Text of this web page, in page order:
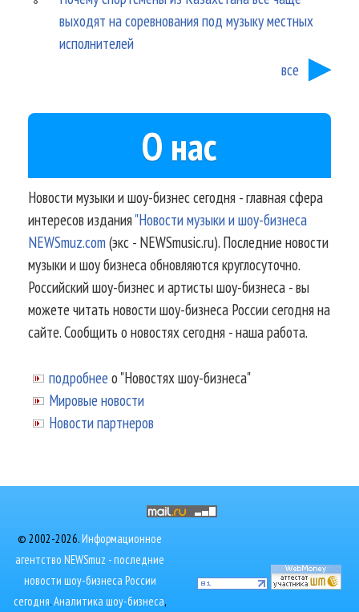
выходят на соревнования под музыку местных
исполнителей
все
О нас
Новости музыки и шоу-бизнес сегодня - главная сфера
интересов издания"Новости музыки и шоу-бизнеса
NEWSmuz.com(экс - NEWSmusic.ru). Последние новости
музыки и шоу бизнеса обновляются круглосуточно.
Российский шоу-бизнес и артисты шоу-бизнеса - вы
можете читать новости шоу-бизнеса России сегодня на
сайте. Сообщить о новостях сегодня - наша работа.
подробнее о "Новостях шоу-бизнеса"
Мировые новости
Новости партнеров
© 2002-2026.Информационное
агентство NEWSmuz - последние
новости шоу-бизнеса России
сегодня.Аналитика шоу-бизнеса,